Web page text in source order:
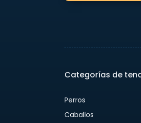
Categorías de
Perros
Caballos